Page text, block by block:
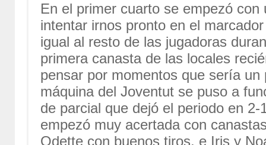
En el primer cuarto se empezó
intentar irnos pronto en el
igual al resto de las jugadoras
primera canasta de las locales
pensar por momentos que sería un
máquina del Joventut se puso a
de parcial que dejó el periodo en
empezó muy acertada con
Odette con buenos tiros, e Iris y